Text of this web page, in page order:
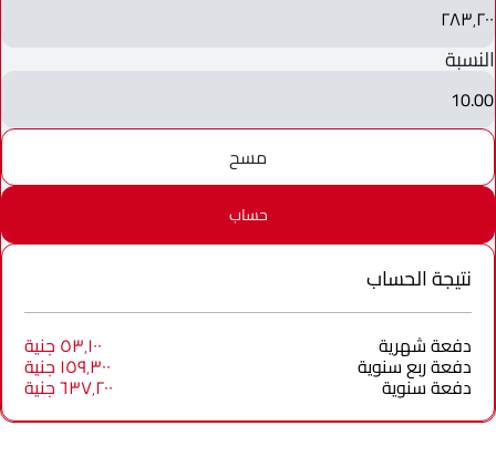
٢٨٣٬٢٠٠
النسبة
10.00
مسح
حساب
نتيجة الحساب
دفعة شهرية ٥٣٬١٠٠ جنية
دفعة ربع سنوية ١٥٩٬٣٠٠ جنية
دفعة سنوية ٦٣٧٬٢٠٠ جنية